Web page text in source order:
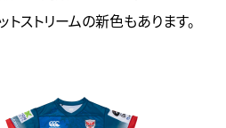
ストリームの新色もあります。